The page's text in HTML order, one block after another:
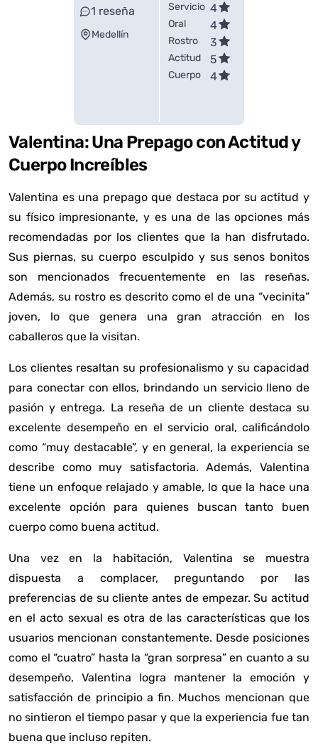
1 reseña
Medellín
Servicio 4
Oral 4
Rostro 3
Actitud 5
Cuerpo 4
Valentina: Una Prepago con Actitud y
Cuerpo Increíbles
Valentina es una prepago que destaca por su actitud y
su físico impresionante, y es una de las opciones más
recomendadas por los clientes que la han disfrutado.
Sus piernas, su cuerpo esculpido y sus senos bonitos
son mencionados frecuentemente en las reseñas.
Además, su rostro es descrito como el de una “vecinita”
joven, lo que genera una gran atracción en los
caballeros que la visitan.
Los clientes resaltan su profesionalismo y su capacidad
para conectar con ellos, brindando un servicio lleno de
pasión y entrega. La reseña de un cliente destaca su
excelente desempeño en el servicio oral, calificándolo
como “muy destacable”, y en general, la experiencia se
describe como muy satisfactoria. Además, Valentina
tiene un enfoque relajado y amable, lo que la hace una
excelente opción para quienes buscan tanto buen
cuerpo como buena actitud.
Una vez en la habitación, Valentina se muestra
dispuesta a complacer, preguntando por las
preferencias de su cliente antes de empezar. Su actitud
en el acto sexual es otra de las características que los
usuarios mencionan constantemente. Desde posiciones
como el “cuatro” hasta la “gran sorpresa” en cuanto a su
desempeño, Valentina logra mantener la emoción y
satisfacción de principio a fin. Muchos mencionan que
no sintieron el tiempo pasar y que la experiencia fue tan
buena que incluso repiten.